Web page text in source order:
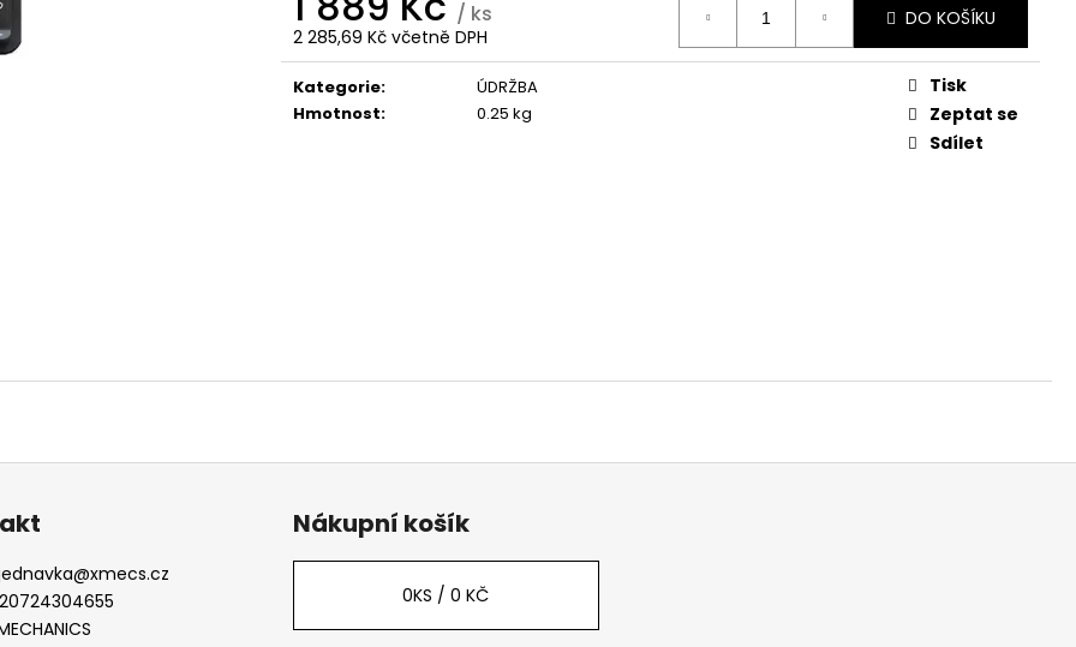
/ ks
2 285,69 Kč včetně DPH
Měrná
cena:
DO KOŠÍKU
Kategorie:
ÚDRŽBA
Hmotnost: 0.25 kg
Tisk
Zeptat se
Sdílet
@xmecs.cz
Nákupní košík
0KS /0 KČ